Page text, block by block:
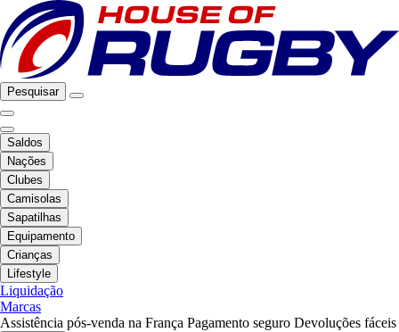
Pesquisar
Saldos
Nações
Clubes
Camisolas
Sapatilhas
Equipamento
Crianças
Lifestyle
Liquidação
Marcas
Assistência pós-venda na França Pagamento seguro Devoluções fáceis